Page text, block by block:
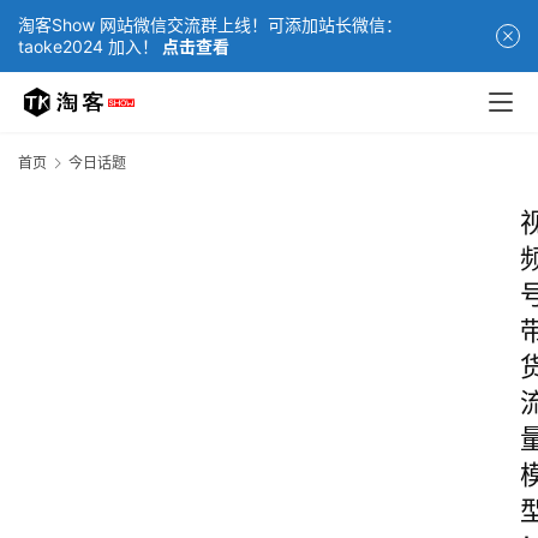
淘客Show 网站微信交流群上线！可添加站长微信：
taoke2024 加入！
点击查看
首页 今日话题